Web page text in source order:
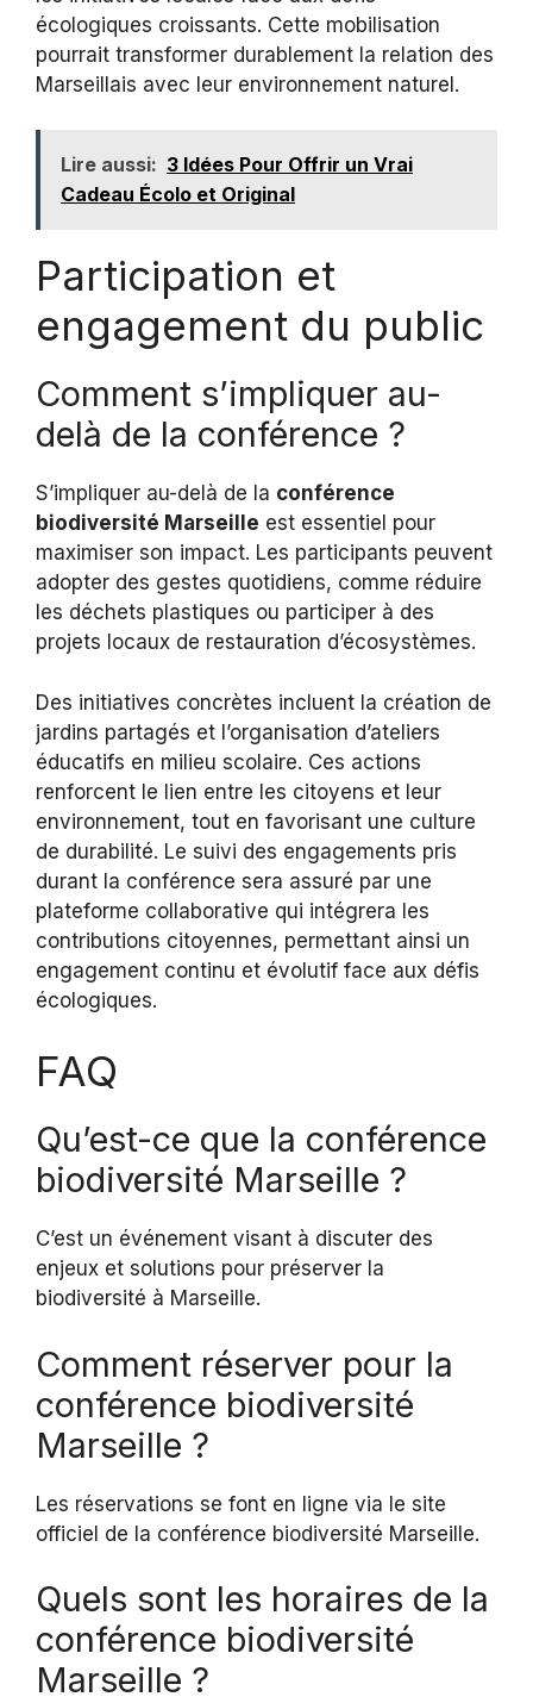
écologiques croissants. Cette mobilisation
pourrait transformer durablement la relation des
Marseillais avec leur environnement naturel.
Lire aussi: 3 Idées Pour Offrir un Vrai
Cadeau Écolo et Original
Participation et
engagement du public
Comment s’impliquer au-
delà de la conférence ?
S’impliquer au-delà de la conférence
biodiversité Marseille est essentiel pour
maximiser son impact. Les participants peuvent
adopter des gestes quotidiens, comme réduire
les déchets plastiques ou participer à des
projets locaux de restauration d’écosystèmes.
Des initiatives concrètes incluent la création de
jardins partagés et l’organisation d’ateliers
éducatifs en milieu scolaire. Ces actions
renforcent le lien entre les citoyens et leur
environnement, tout en favorisant une culture
de durabilité. Le suivi des engagements pris
durant la conférence sera assuré par une
plateforme collaborative qui intégrera les
contributions citoyennes, permettant ainsi un
engagement continu et évolutif face aux défis
écologiques.
FAQ
Qu’est-ce que la conférence
biodiversité Marseille ?
C’est un événement visant à discuter des
enjeux et solutions pour préserver la
biodiversité à Marseille.
Comment réserver pour la
conférence biodiversité
Marseille ?
Les réservations se font en ligne via le site
officiel de la conférence biodiversité Marseille.
Quels sont les horaires de la
conférence biodiversité
Marseille ?